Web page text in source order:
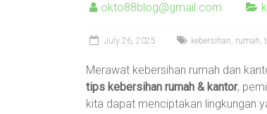
okto88blog@gmail.com
July 26, 2025 kebersihan, rumah,
Merawat kebersihan rumah dan
tips kebersihan rumah & kantor,
kita dapat menciptakan lingkungan